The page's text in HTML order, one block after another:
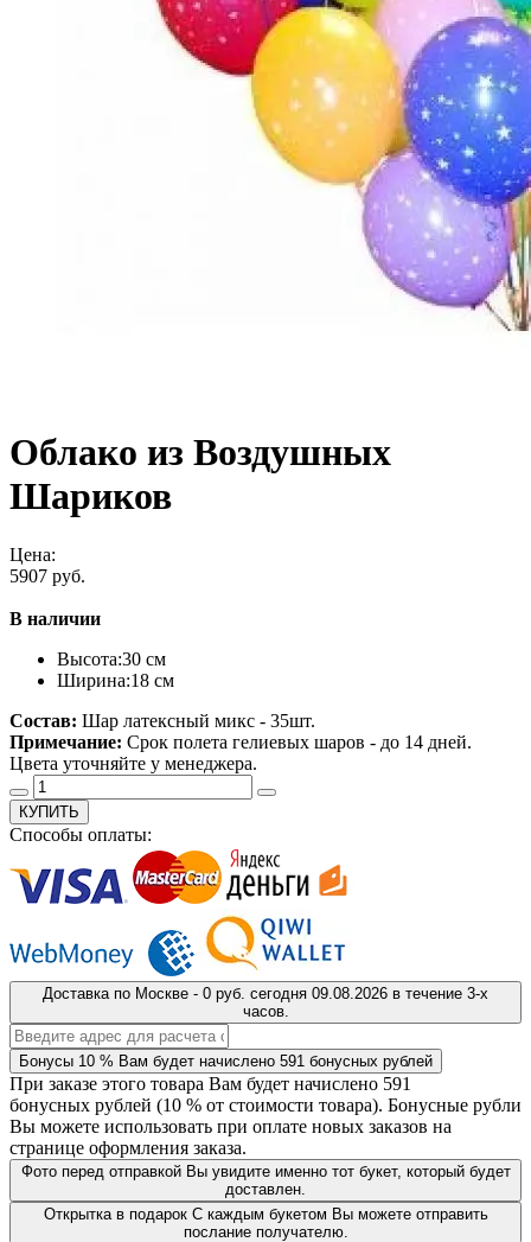
Облако из Воздушных
Шариков
Цена:
5907 руб.
В наличии
Высота:30 см
Ширина:18 см
Состав: Шар латексный микс - 35шт.
Примечание: Срок полета гелиевых шаров - до 14 дней.
Цвета уточняйте у менеджера.
КУПИТЬ
Способы оплаты:
Доставка по Москве - 0 руб. сегодня 09.08.2026 в течение 3-х
часов.
Бонусы 10 % Вам будет начислено 591 бонусных рублей
При заказе этого товара Вам будет начислено 591
бонусных рублей (10 % от стоимости товара). Бонусные рубли
Вы можете использовать при оплате новых заказов на
странице оформления заказа.
Фото перед отправкой Вы увидите именно тот букет, который будет
доставлен.
Открытка в подарок С каждым букетом Вы можете отправить
послание получателю.